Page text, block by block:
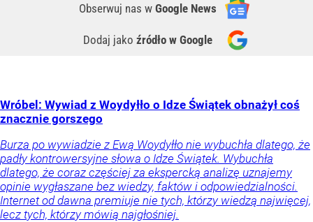
Obserwuj nas w Google News
Dodaj jako źródło w Google
Wróbel: Wywiad z Woydyłło o Idze Świątek obnażył coś
znacznie gorszego
Burza po wywiadzie z Ewą Woydyłło nie wybuchła dlatego, że
padły kontrowersyjne słowa o Idze Świątek. Wybuchła
dlatego, że coraz częściej za ekspercką analizę uznajemy
opinie wygłaszane bez wiedzy, faktów i odpowiedzialności.
Internet od dawna premiuje nie tych, którzy wiedzą najwięcej,
lecz tych, którzy mówią najgłośniej.